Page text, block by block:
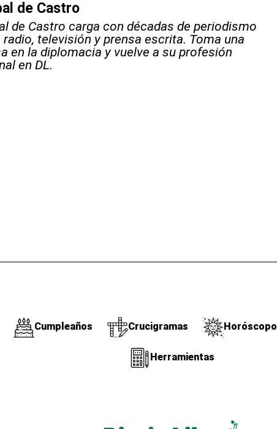
de Castro
de Castro carga con décadas de periodismo
radio, televisión y prensa escrita. Toma una
en la diplomacia y vuelve a su profesión
en DL.
Cumpleaños Crucigramas Horóscopo
Herramientas